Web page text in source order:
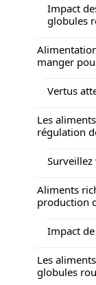
Impact
globules
manger
Vertus
Les
régulation
Aliments
production
Impact
Les
globules